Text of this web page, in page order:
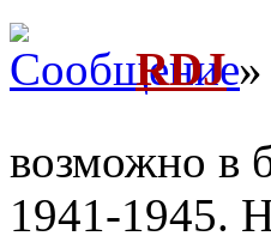
RDJ»
возможно в
1941-1945.